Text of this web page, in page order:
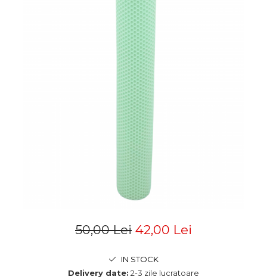
50,00 Lei 42,00 Lei
IN STOCK
Delivery date: 2-3 zile lucratoare